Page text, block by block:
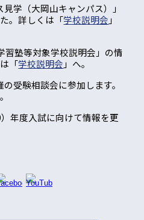
学（大岡山キャンパス）」
。詳しくは「学校説明会 」
習塾等対象学校説明会」の情
「学校説明会 」へ。
受験相談会に参加します。
年度入試に向けて情報を更